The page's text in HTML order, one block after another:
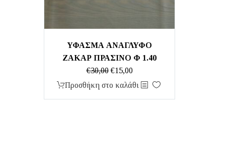
ΥΦΑΣΜΑ ΑΝΑΓΛΥΦΟ
ΖΑΚΑΡ ΠΡΑΣΙΝΟ Φ 1.40
€30,00 Original
price
€15,00Η
τρέχουσα
Προσθήκη στο καλάθι